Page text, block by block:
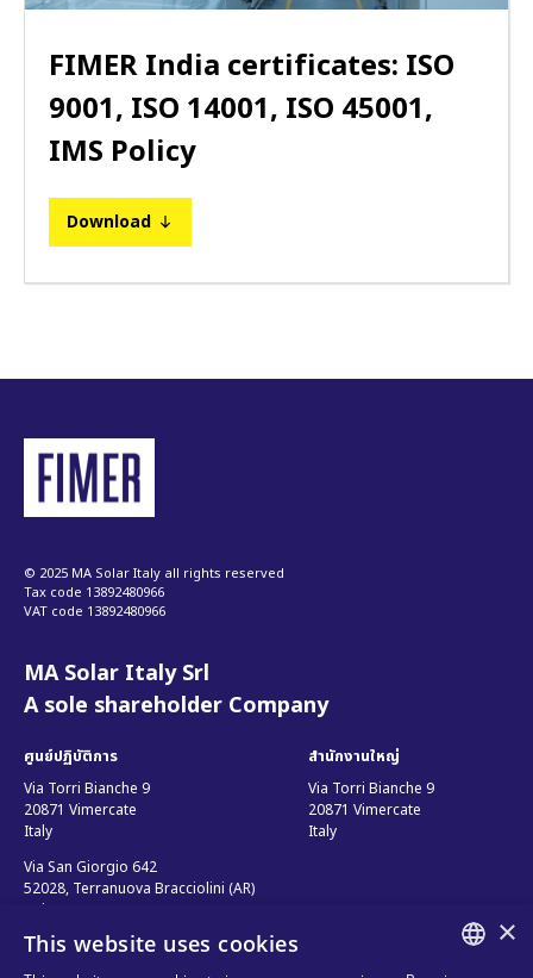
FIMER India certificates: ISO
9001, ISO 14001, ISO 45001,
IMS Policy
Download
© 2025 MA Solar Italy all rights reserved
Tax code 13892480966
VAT code 13892480966
MA Solar Italy Srl
A sole shareholder Company
ศูนย์ปฏิบัติการ
Via Torri Bianche 9
20871 Vimercate
Italy
Via San Giorgio 642
52028, Terranuova Bracciolini (AR)
Italy
สำนักงานใหญ่
Via Torri Bianche 9
20871 Vimercate
Italy
×
This website uses cookies